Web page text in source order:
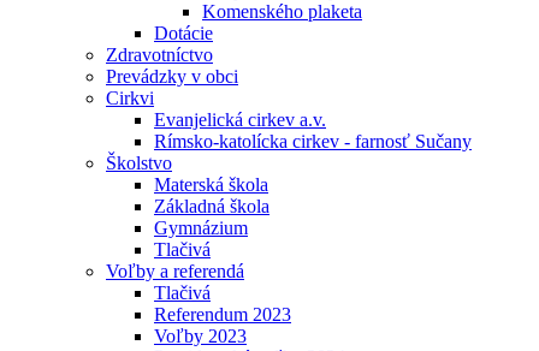
Komenského plaketa
Dotácie
Zdravotníctvo
Prevádzky v obci
Cirkvi
Evanjelická cirkev a.v.
Rímsko-katolícka cirkev - farnosť Sučany
Školstvo
Materská škola
Základná škola
Gymnázium
Tlačivá
Voľby a referendá
Tlačivá
Referendum 2023
Voľby 2023